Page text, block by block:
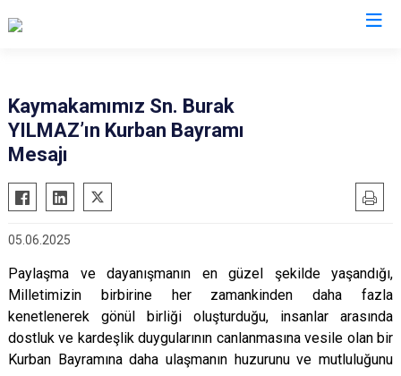
Atkaracalar
Bayramören
Çerkeş
Kızılırmak
Korgun
Kaymakamımız Sn. Burak
YILMAZ’ın Kurban Bayramı
Mesajı
05.06.2025
Paylaşma ve dayanışmanın en güzel şekilde yaşandığı,
Milletimizin birbirine her zamankinden daha fazla
kenetlenerek gönül birliği oluşturduğu, insanlar arasında
dostluk ve kardeşlik duygularının canlanmasına vesile olan bir
Kurban Bayramına daha ulaşmanın huzurunu ve mutluluğunu